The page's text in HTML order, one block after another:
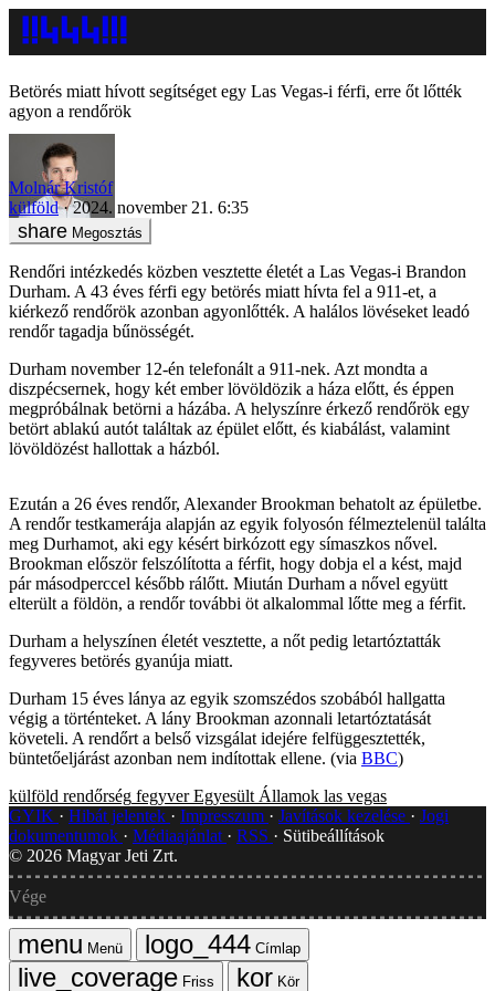
Betörés miatt hívott segítséget egy Las Vegas-i férfi, erre őt lőtték
agyon a rendőrök
Molnár Kristóf
külföld
2024. november 21. 6:35
Megosztás
Rendőri intézkedés közben vesztette életét a Las Vegas-i Brandon
Durham. A 43 éves férfi egy betörés miatt hívta fel a 911-et, a
kiérkező rendőrök azonban agyonlőtték. A halálos lövéseket leadó
rendőr tagadja bűnösségét.
Durham november 12-én telefonált a 911-nek. Azt mondta a
diszpécsernek, hogy két ember lövöldözik a háza előtt, és éppen
megpróbálnak betörni a házába. A helyszínre érkező rendőrök egy
betört ablakú autót találtak az épület előtt, és kiabálást, valamint
lövöldözést hallottak a házból.
Ezután a 26 éves rendőr, Alexander Brookman behatolt az épületbe.
A rendőr testkamerája alapján az egyik folyosón félmeztelenül találta
meg Durhamot, aki egy késért birkózott egy símaszkos nővel.
Brookman először felszólította a férfit, hogy dobja el a kést, majd
pár másodperccel később rálőtt. Miután Durham a nővel együtt
elterült a földön, a rendőr további öt alkalommal lőtte meg a férfit.
Durham a helyszínen életét vesztette, a nőt pedig letartóztatták
fegyveres betörés gyanúja miatt.
Durham 15 éves lánya az egyik szomszédos szobából hallgatta
végig a történteket. A lány Brookman azonnali letartóztatását
követeli. A rendőrt a belső vizsgálat idejére felfüggesztették,
büntetőeljárást azonban nem indítottak ellene. (via BBC)
külföld rendőrség fegyver Egyesült Államok las vegas
GYIK
Hibát jelentek Impresszum Javítások kezelése
Jogi
dokumentumok
Médiaajánlat RSS
Sütibeállítások
© 2026 Magyar Jeti Zrt.
Vége
Menü
Címlap
Friss
Kör